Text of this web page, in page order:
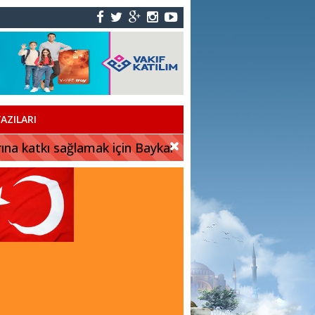
katkı sağlamak için Baykar